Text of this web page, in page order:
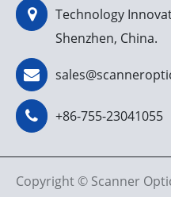
Technology
Shenzhen, China.
+86-755-23041055
Copyright © Scanner